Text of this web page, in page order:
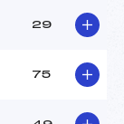
29
75